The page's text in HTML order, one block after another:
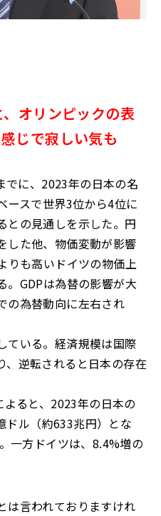
オリンピックの表
じで寂しい気も
でに、2023年の日本の名
ースで世界3位から4位に
との見通しを示した。円
した他、物価変動が影響
りも高いドイツの物価上
。GDPは為替の影響が大
の為替動向に左右され
ている。経済規模は国際
、逆転されると日本の存在
ると、2023年の日本の
ドル（約633兆円）とな
一方ドイツは、8.4%増の
は言われておりますけれ